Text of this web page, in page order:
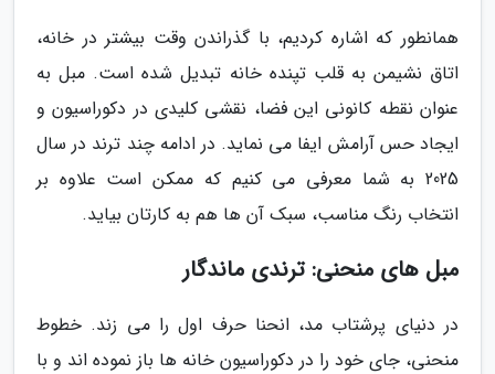
همانطور که اشاره کردیم، با گذراندن وقت بیشتر در خانه،
اتاق نشیمن به قلب تپنده خانه تبدیل شده است. مبل به
عنوان نقطه کانونی این فضا، نقشی کلیدی در دکوراسیون و
ایجاد حس آرامش ایفا می نماید. در ادامه چند ترند در سال
2025 به شما معرفی می کنیم که ممکن است علاوه بر
انتخاب رنگ مناسب، سبک آن ها هم به کارتان بیاید.
مبل های منحنی: ترندی ماندگار
در دنیای پرشتاب مد، انحنا حرف اول را می زند. خطوط
منحنی، جای خود را در دکوراسیون خانه ها باز نموده اند و با